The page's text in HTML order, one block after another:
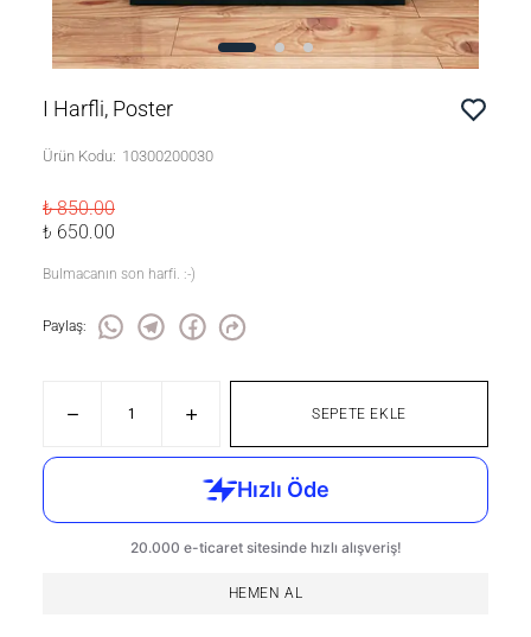
I Harfli, Poster
Ürün Kodu: 10300200030
₺ 850.00
₺ 650.00
Bulmacanın son harfi. :-)
Paylaş:
SEPETE EKLE
HEMEN AL